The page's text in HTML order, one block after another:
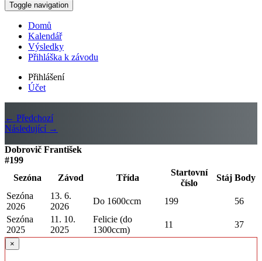
Toggle navigation
Domů
Kalendář
Výsledky
Přihláška k závodu
Přihlášení
Účet
← Předchozí
Následující →
Dobrovič František
#199
Sezóna
Závod Třída
Startovní
číslo
Stáj Body
Sezóna
2026
13. 6.
2026
Do 1600ccm 199
56
Sezóna
2025
11. 10.
2025
Felicie (do
1300ccm)
11 37
×